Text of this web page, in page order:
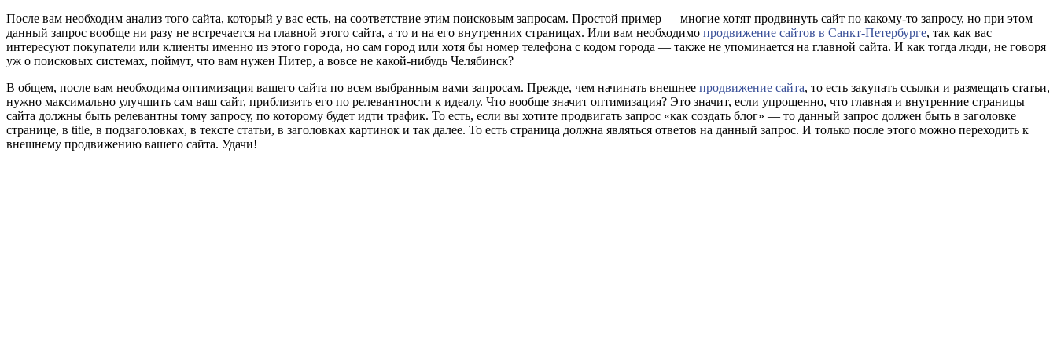
После вам необходим анализ того сайта, который у вас есть, на соответствие этим поисковым запросам. Простой пример — многие хотят продвинуть сайт по какому-то запросу, но при этом
данный запрос вообще ни разу не встречается на главной этого сайта, а то и на его внутренних страницах. Или вам необходимо продвижение сайтов в Санкт-Петербурге, так как вас
интересуют покупатели или клиенты именно из этого города, но сам город или хотя бы номер телефона с кодом города — также не упоминается на главной сайта. И как тогда люди, не говоря
уж о поисковых системах, поймут, что вам нужен Питер, а вовсе не какой-нибудь Челябинск?
В общем, после вам необходима оптимизация вашего сайта по всем выбранным вами запросам. Прежде, чем начинать внешнее продвижение сайта, то есть закупать ссылки и размещать статьи,
нужно максимально улучшить сам ваш сайт, приблизить его по релевантности к идеалу. Что вообще значит оптимизация? Это значит, если упрощенно, что главная и внутренние страницы
сайта должны быть релевантны тому запросу, по которому будет идти трафик. То есть, если вы хотите продвигать запрос «как создать блог» — то данный запрос должен быть в заголовке
странице, в title, в подзаголовках, в тексте статьи, в заголовках картинок и так далее. То есть страница должна являться ответов на данный запрос. И только после этого можно переходить к
внешнему продвижению вашего сайта. Удачи!